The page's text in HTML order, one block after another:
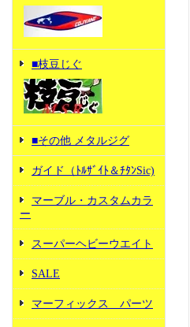
■枝豆じぐ
■その他 メタルジグ
ガイド（ﾄﾙｻﾞｲﾄ＆ﾁﾀﾝSic)
マーブル・カスタムカラ
ー
スーパーヘビーウエイト
SALE
マーフィックス パーツ